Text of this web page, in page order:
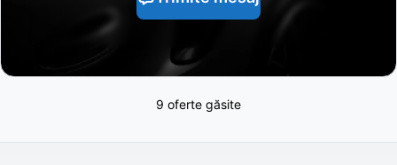
9 oferte găsite